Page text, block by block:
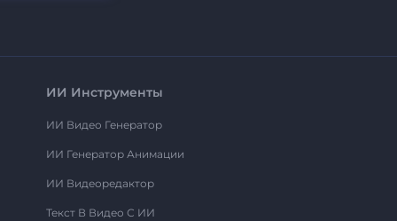
ИИ Инструменты
ИИ Видео Генератор
ИИ Генератор Анимации
ИИ Видеоредактор
Текст В Видео С ИИ